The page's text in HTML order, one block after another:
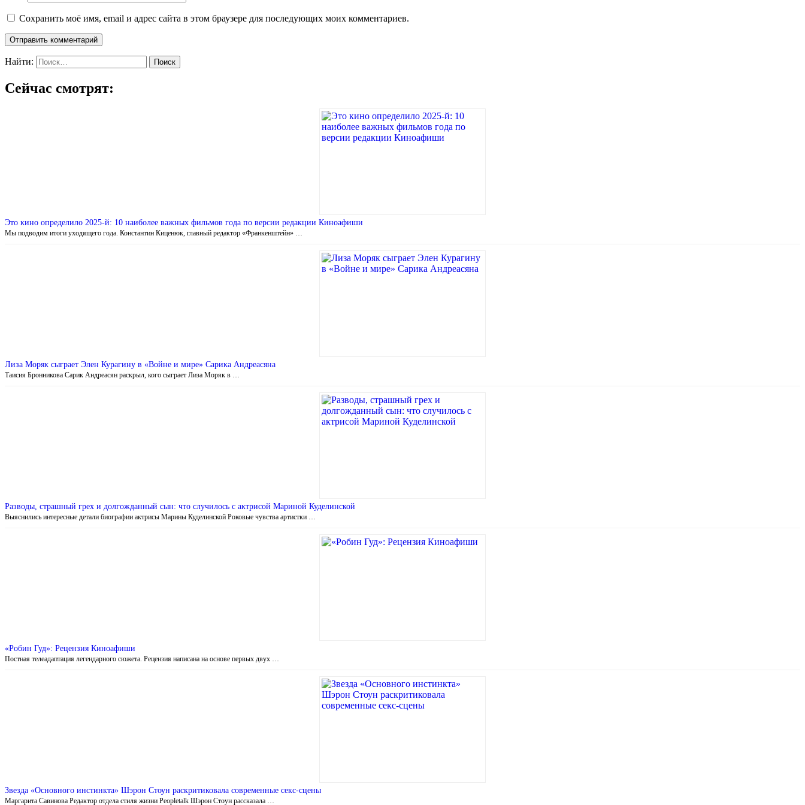
Сохранить моё имя, email и адрес сайта в этом браузере для последующих моих комментариев.
Найти:
Сейчас смотрят:
Это кино определило 2025-й: 10 наиболее важных фильмов года по версии редакции Киноафиши
Мы подводим итоги уходящего года. Константин Киценюк, главный редактор «Франкенштейн» …
Лиза Моряк сыграет Элен Курагину в «Войне и мире» Сарика Андреасяна
Таисия Бронникова Сарик Андреасян раскрыл, кого сыграет Лиза Моряк в …
Разводы, страшный грех и долгожданный сын: что случилось с актрисой Мариной Куделинской
Выяснились интересные детали биографии актрисы Марины Куделинской Роковые чувства артистки …
«Робин Гуд»: Рецензия Киноафиши
Постная телеадаптация легендарного сюжета. Рецензия написана на основе первых двух …
Звезда «Основного инстинкта» Шэрон Стоун раскритиковала современные секс-сцены
Маргарита Савинова Редактор отдела стиля жизни Peopletalk Шэрон Стоун рассказала …